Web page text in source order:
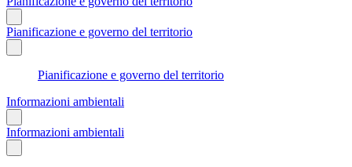
Pianificazione e governo del territorio
Pianificazione e governo del territorio
Informazioni ambientali
Informazioni ambientali